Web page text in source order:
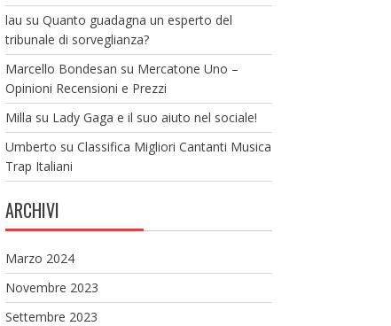
lau su Quanto guadagna un esperto del
tribunale di sorveglianza?
Marcello Bondesan su Mercatone Uno –
Opinioni Recensioni e Prezzi
Milla su Lady Gaga e il suo aiuto nel sociale!
Umberto su Classifica Migliori Cantanti Musica
Trap Italiani
ARCHIVI
Marzo 2024
Novembre 2023
Settembre 2023